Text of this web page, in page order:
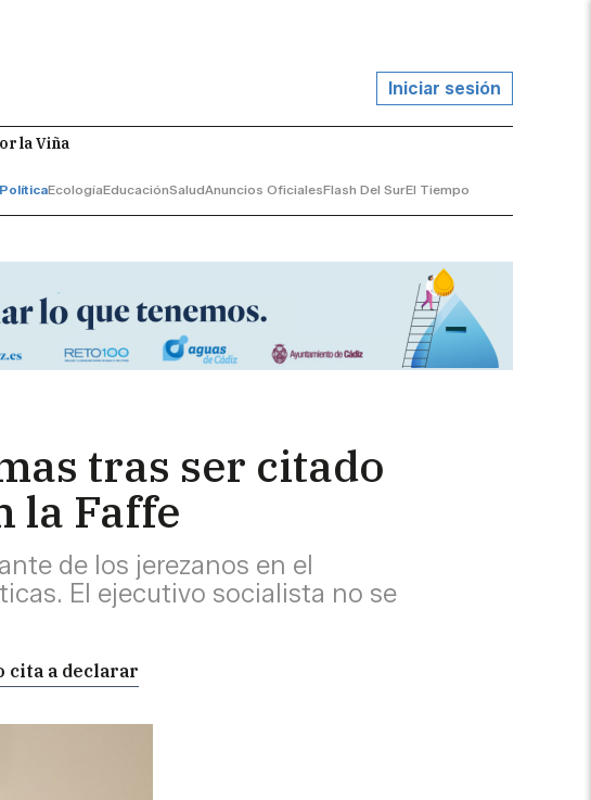
Iniciar sesión
la Viña
PolíticaEcologíaEducaciónSaludAnuncios OficialesFlash Del SurEl Tiempo
tras ser citado
la Faffe
de los jerezanos en el
El ejecutivo socialista no se
cita a declarar